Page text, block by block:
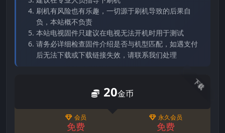
刷机有风险也有乐趣，一切源于刷机导致的后果自
负，本站概不负责
本站电视固件只建议在电视无法开机时用于测试
请务必详细检查固件介绍是否与机型匹配，如遇支付
后无法下载或下载链接失效，请联系我们处理
下载
20金币
会员
免费
永久会员
免费